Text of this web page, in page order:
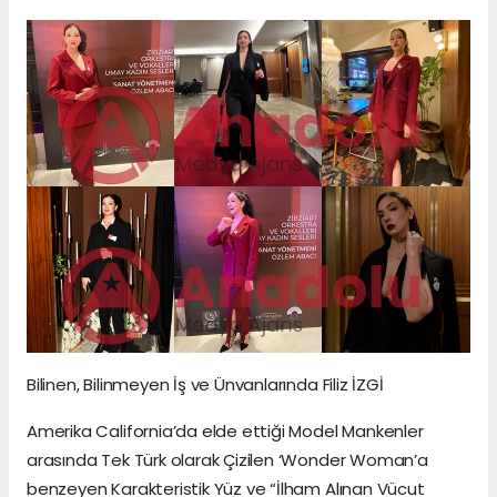
Bilinen, Bilinmeyen İş ve Ünvanlarında Filiz İZGİ
Amerika California’da elde ettiği Model Mankenler
arasında Tek Türk olarak Çizilen ‘Wonder Woman’a
benzeyen Karakteristik Yüz ve “İlham Alınan Vücut